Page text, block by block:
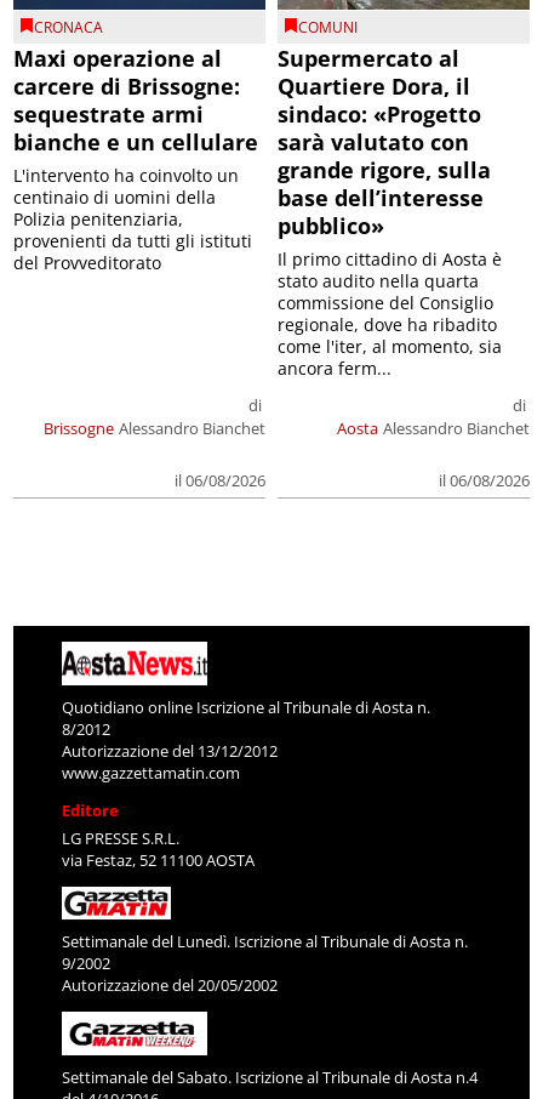
CRONACA
Maxi operazione al
carcere di Brissogne:
sequestrate armi
bianche e un cellulare
Brissogne
di
Alessandro Bianchet
il 06/08/2026
L'intervento ha coinvolto un
centinaio di uomini della
Polizia penitenziaria,
provenienti da tutti gli istituti
del Provveditorato
COMUNI
Supermercato al
Quartiere Dora, il
sindaco: «Progetto
sarà valutato con
grande rigore, sulla
base dell’interesse
pubblico»
Aosta
di
Alessandro Bianchet
il 06/08/2026
Il primo cittadino di Aosta è
stato audito nella quarta
commissione del Consiglio
regionale, dove ha ribadito
come l'iter, al momento, sia
ancora ferm...
Quotidiano online Iscrizione al Tribunale di Aosta n.
8/2012
Autorizzazione del 13/12/2012
www.gazzettamatin.com
Editore
LG PRESSE S.R.L.
via Festaz, 52 11100 AOSTA
Settimanale del Lunedì. Iscrizione al Tribunale di Aosta n.
9/2002
Autorizzazione del 20/05/2002
Settimanale del Sabato. Iscrizione al Tribunale di Aosta n.4